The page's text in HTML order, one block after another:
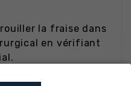
la fraise dans
en vérifiant
en